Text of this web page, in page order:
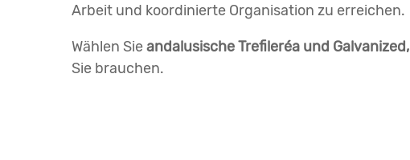
Arbeit und koordinierte Organisation zu erreichen.
Wählen Sieandalusische Trefileréa und Galvanized,
Sie brauchen.